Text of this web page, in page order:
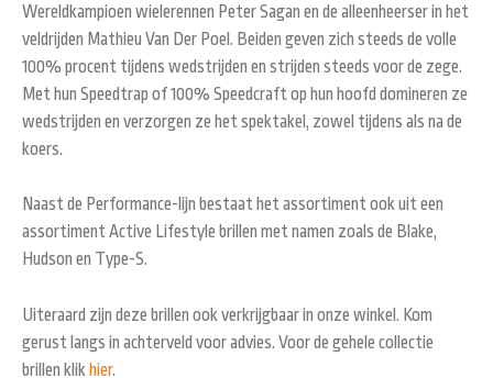
Wereldkampioen wielerennen Peter Sagan en de alleenheerser in het
veldrijden Mathieu Van Der Poel. Beiden geven zich steeds de volle
100% procent tijdens wedstrijden en strijden steeds voor de zege.
Met hun Speedtrap of 100% Speedcraft op hun hoofd domineren ze
wedstrijden en verzorgen ze het spektakel, zowel tijdens als na de
koers.
Naast de Performance-lijn bestaat het assortiment ook uit een
assortiment Active Lifestyle brillen met namen zoals de Blake,
Hudson en Type-S.
Uiteraard zijn deze brillen ook verkrijgbaar in onze winkel. Kom
gerust langs in achterveld voor advies. Voor de gehele collectie
brillen klik hier.